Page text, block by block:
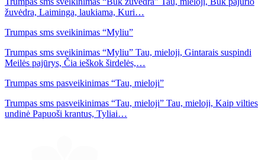
žuvėdra, Laiminga, laukiama, Kuri…
Trumpas sms sveikinimas “Myliu”
Trumpas sms sveikinimas “Myliu” Tau, mieloji, Gintarais suspindi
Meilės pajūrys, Čia ieškok širdelės,…
Trumpas sms pasveikinimas “Tau, mieloji”
Trumpas sms pasveikinimas “Tau, mieloji” Tau, mieloji, Kaip vilties
undinė Papuoši krantus, Tyliai…